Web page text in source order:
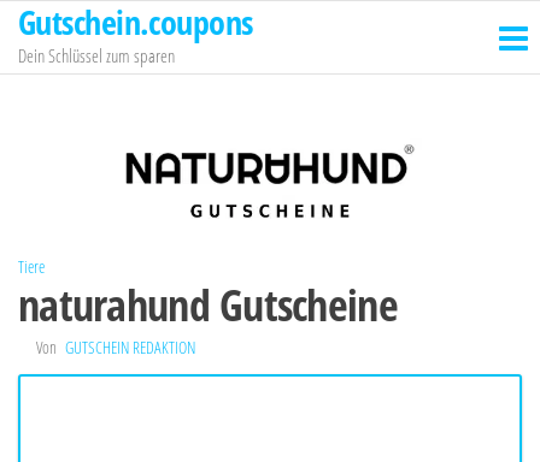
Zum
Inhalt
springen
Gutschein.coupons
Dein Schlüssel zum sparen
Tiere
naturahund Gutscheine
Von GUTSCHEIN REDAKTION